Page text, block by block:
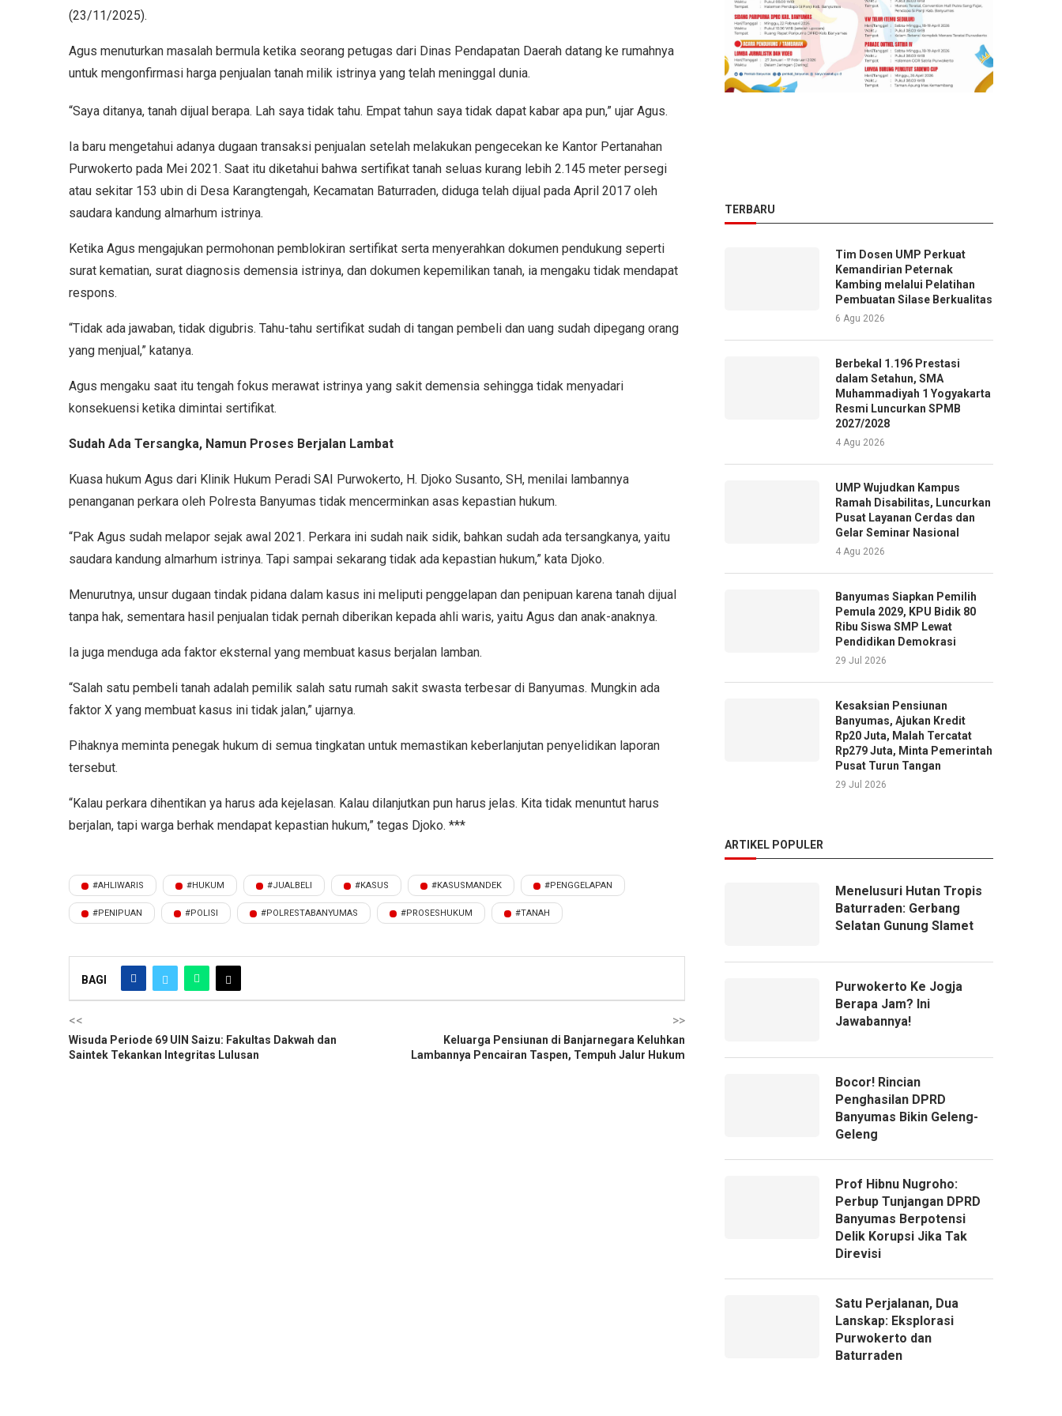
(23/11/2025).
Agus menuturkan masalah bermula ketika seorang petugas dari Dinas Pendapatan Daerah datang ke rumahnya
untuk mengonfirmasi harga penjualan tanah milik istrinya yang telah meninggal dunia.
“Saya ditanya, tanah dijual berapa. Lah saya tidak tahu. Empat tahun saya tidak dapat kabar apa pun,” ujar Agus.
Ia baru mengetahui adanya dugaan transaksi penjualan setelah melakukan pengecekan ke Kantor Pertanahan
Purwokerto pada Mei 2021. Saat itu diketahui bahwa sertifikat tanah seluas kurang lebih 2.145 meter persegi
atau sekitar 153 ubin di Desa Karangtengah, Kecamatan Baturraden, diduga telah dijual pada April 2017 oleh
saudara kandung almarhum istrinya.
Ketika Agus mengajukan permohonan pemblokiran sertifikat serta menyerahkan dokumen pendukung seperti
surat kematian, surat diagnosis demensia istrinya, dan dokumen kepemilikan tanah, ia mengaku tidak mendapat
respons.
“Tidak ada jawaban, tidak digubris. Tahu-tahu sertifikat sudah di tangan pembeli dan uang sudah dipegang orang
yang menjual,” katanya.
Agus mengaku saat itu tengah fokus merawat istrinya yang sakit demensia sehingga tidak menyadari
konsekuensi ketika dimintai sertifikat.
Sudah Ada Tersangka, Namun Proses Berjalan Lambat
Kuasa hukum Agus dari Klinik Hukum Peradi SAI Purwokerto, H. Djoko Susanto, SH, menilai lambannya
penanganan perkara oleh Polresta Banyumas tidak mencerminkan asas kepastian hukum.
“Pak Agus sudah melapor sejak awal 2021. Perkara ini sudah naik sidik, bahkan sudah ada tersangkanya, yaitu
saudara kandung almarhum istrinya. Tapi sampai sekarang tidak ada kepastian hukum,” kata Djoko.
Menurutnya, unsur dugaan tindak pidana dalam kasus ini meliputi penggelapan dan penipuan karena tanah dijual
tanpa hak, sementara hasil penjualan tidak pernah diberikan kepada ahli waris, yaitu Agus dan anak-anaknya.
Ia juga menduga ada faktor eksternal yang membuat kasus berjalan lamban.
“Salah satu pembeli tanah adalah pemilik salah satu rumah sakit swasta terbesar di Banyumas. Mungkin ada
faktor X yang membuat kasus ini tidak jalan,” ujarnya.
Pihaknya meminta penegak hukum di semua tingkatan untuk memastikan keberlanjutan penyelidikan laporan
tersebut.
“Kalau perkara dihentikan ya harus ada kejelasan. Kalau dilanjutkan pun harus jelas. Kita tidak menuntut harus
berjalan, tapi warga berhak mendapat kepastian hukum,” tegas Djoko. ***
#AHLIWARIS #HUKUM #JUALBELI #KASUS #KASUSMANDEK #PENGGELAPAN
#PENIPUAN #POLISI #POLRESTABANYUMAS #PROSESHUKUM #TANAH
BAGI
<<
Wisuda Periode 69 UIN Saizu: Fakultas Dakwah dan
Saintek Tekankan Integritas Lulusan
>>
Keluarga Pensiunan di Banjarnegara Keluhkan
Lambannya Pencairan Taspen, Tempuh Jalur Hukum
TERBARU
Tim Dosen UMP Perkuat
Kemandirian Peternak
Kambing melalui Pelatihan
Pembuatan Silase Berkualitas
6 Agu 2026
Berbekal 1.196 Prestasi
dalam Setahun, SMA
Muhammadiyah 1 Yogyakarta
Resmi Luncurkan SPMB
2027/2028
4 Agu 2026
UMP Wujudkan Kampus
Ramah Disabilitas, Luncurkan
Pusat Layanan Cerdas dan
Gelar Seminar Nasional
4 Agu 2026
Banyumas Siapkan Pemilih
Pemula 2029, KPU Bidik 80
Ribu Siswa SMP Lewat
Pendidikan Demokrasi
29 Jul 2026
Kesaksian Pensiunan
Banyumas, Ajukan Kredit
Rp20 Juta, Malah Tercatat
Rp279 Juta, Minta Pemerintah
Pusat Turun Tangan
29 Jul 2026
ARTIKEL POPULER
Menelusuri Hutan Tropis
Baturraden: Gerbang
Selatan Gunung Slamet
Purwokerto Ke Jogja
Berapa Jam? Ini
Jawabannya!
Bocor! Rincian
Penghasilan DPRD
Banyumas Bikin Geleng-
Geleng
Prof Hibnu Nugroho:
Perbup Tunjangan DPRD
Banyumas Berpotensi
Delik Korupsi Jika Tak
Direvisi
Satu Perjalanan, Dua
Lanskap: Eksplorasi
Purwokerto dan
Baturraden